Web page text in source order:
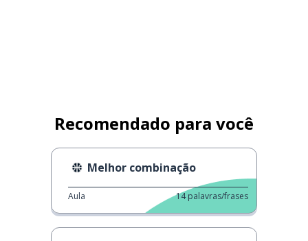
Recomendado para você
Melhor combinação
Aula 14 palavras/frases